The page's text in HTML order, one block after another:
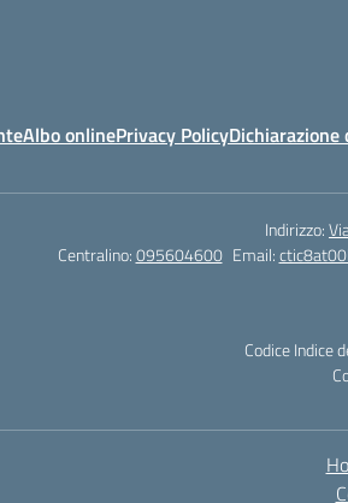
Albo onlinePrivacy Policy
Indirizzo:
Centralino:095604600 Email:
Codice Indice